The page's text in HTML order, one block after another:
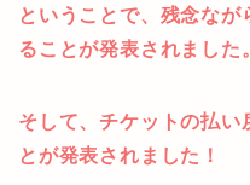
ということで、残念な
ることが発表されました
そして、チケットの払い
とが発表されました！